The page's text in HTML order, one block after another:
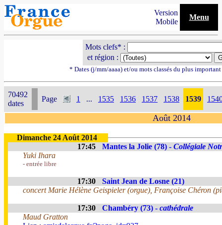
Version
Mobile
Menu
Mots clefs* :
et région :
* Dates (j/mm/aaaa) et/ou mots classés du plus
70492
dates
Page 1 ... 1535 1536 1537 1538 1539
Août 2014
Dimanche 24 Août 2014
17:45
Mantes la Jolie (78) - Collégiale
Yuki Ihara
- entrée libre
17:30
Saint Jean de Losne (21)
concert Marie Hélène Geispieler (orgue), Françoise Chéron
17:30 Chambéry (73) - cathédrale
Maud Gratton